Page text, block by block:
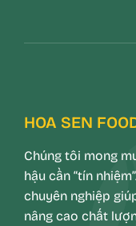
HOA SEN
Chúng tôi mong
hậu cần “tín
chuyên nghiệp
nâng cao chất